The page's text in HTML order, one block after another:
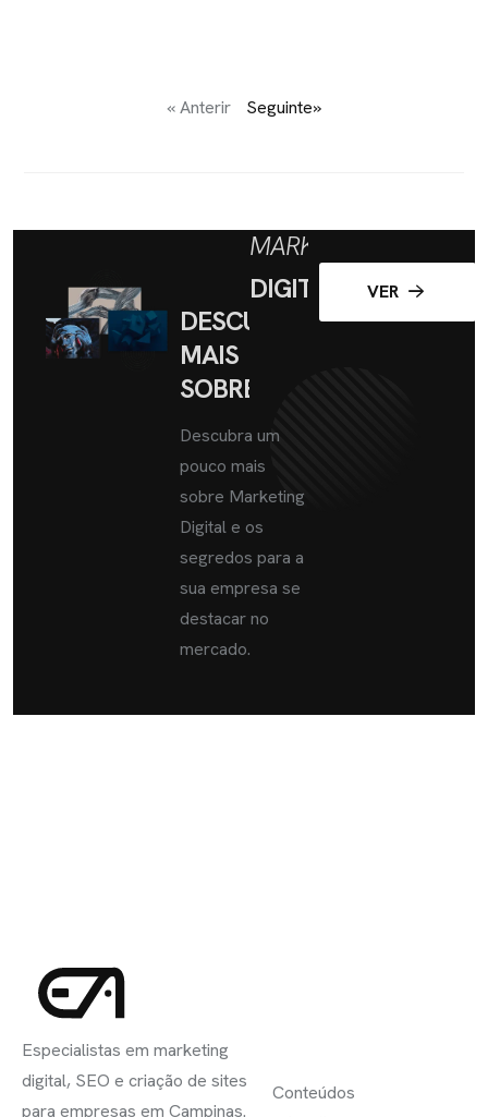
« Anterir Seguinte»
DESCUBRA
MAIS
SOBRE
MARKETING
DIGITAL
Descubra um
pouco mais
sobre Marketing
Digital e os
segredos para a
sua empresa se
destacar no
mercado.
VER
Especialistas em marketing
digital, SEO e criação de sites
para empresas em Campinas.
Conteúdos